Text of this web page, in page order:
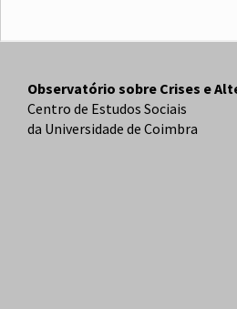
Observatório sobre Crises e
Centro de Estudos Sociais
da Universidade de Coimbra